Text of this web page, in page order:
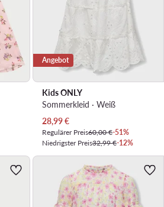
Angebot
Kids ONLY
Sommerkleid · Weiß
Aktueller Preis
28,99€
Regulärer Preis60,00 €-51%
Niedrigster Preis32,99 €-12%